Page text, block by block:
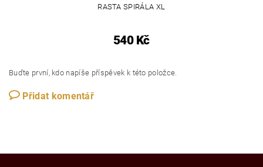
RASTA SPIRÁLA XL
540 Kč
Buďte první, kdo napíše příspěvek k této položce.
Přidat komentář